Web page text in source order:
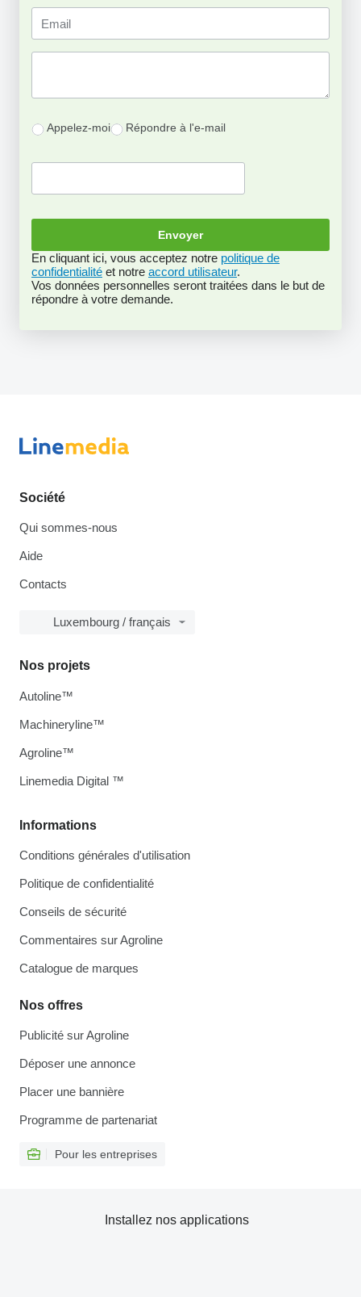
Appelez-moi Répondre à l'e-mail
En cliquant ici, vous acceptez notre politique de
confidentialité et notre accord utilisateur.
Vos données personnelles seront traitées dans le but de
répondre à votre demande.
Société
Qui sommes-nous
Aide
Contacts
Luxembourg / français
Informations
Conditions générales d'utilisation
Politique de confidentialité
Conseils de sécurité
Commentaires sur Agroline
Catalogue de marques
Nos offres
Publicité sur Agroline
Déposer une annonce
Placer une bannière
Programme de partenariat
Pour les entreprises
Nos projets
Autoline™
Machineryline™
Agroline™
Linemedia Digital ™
Installez nos applications